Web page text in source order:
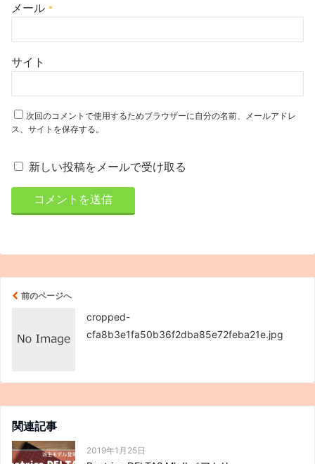
メール *
サイト
次回のコメントで使用するためブラウザーに自分の名前、メールアドレ
ス、サイトを保存する。
新しい投稿をメールで受け取る
前のページへ
cropped-
cfa8b3e1fa50b36f2dba85e72feba21e.jpg
関連記事
2019年1月25日